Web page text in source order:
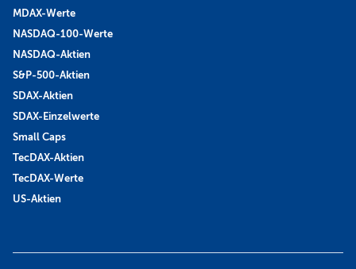
MDAX-Werte
NASDAQ-100-Werte
NASDAQ-Aktien
S&P-500-Aktien
SDAX-Aktien
SDAX-Einzelwerte
Small Caps
TecDAX-Aktien
TecDAX-Werte
US-Aktien